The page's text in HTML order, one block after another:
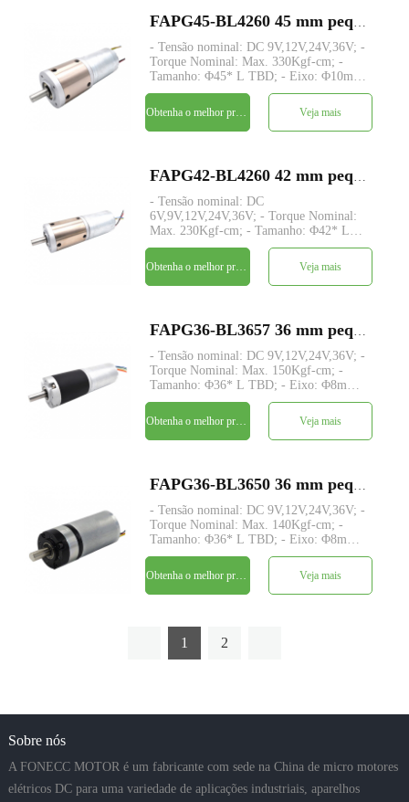
- Tensão nominal: DC 9V,12V,24V,36V; -
Torque Nominal: Max. 330Kgf-cm; -
Tamanho: Φ45* L TBD; - Eixo: Φ10mm
D-cut 2mm; - Controle: Placa de driver
integrada com sensores de hall; -
quantidade mínima: 500 peças
Veja mais
- Tensão nominal: DC
6V,9V,12V,24V,36V; - Torque Nominal:
Max. 230Kgf-cm; - Tamanho: Φ42* L
TBD; - Eixo: Φ8mm D-cut 1mm; -
Controle: Placa de driver integrada com
sensores de hall; - quantidade mínima:
500 peças
Veja mais
- Tensão nominal: DC 9V,12V,24V,36V; -
Torque Nominal: Max. 150Kgf-cm; -
Tamanho: Φ36* L TBD; - Eixo: Φ8mm
D-cut 1mm; - Controle: Driver embutido
/W hall sensor; - quantidade mínima: 500
peças
Veja mais
- Tensão nominal: DC 9V,12V,24V,36V; -
Torque Nominal: Max. 140Kgf-cm; -
Tamanho: Φ36* L TBD; - Eixo: Φ8mm
D-cut 1mm; - Controle: Placa de driver
integrada com sensores de hall; -
quantidade mínima: 500 peças
Veja mais
1 2
Sobre nós
A FONECC MOTOR é um fabricante com sede na China de micro motores
elétricos DC para uma variedade de aplicações industriais, aparelhos